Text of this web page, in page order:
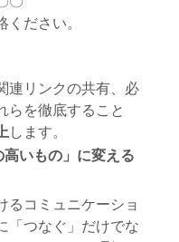
ださい。
連リンクの共有、必
を徹底すること
します。
いもの」に変える
るコミュニケーショ
「つなぐ」だけでな